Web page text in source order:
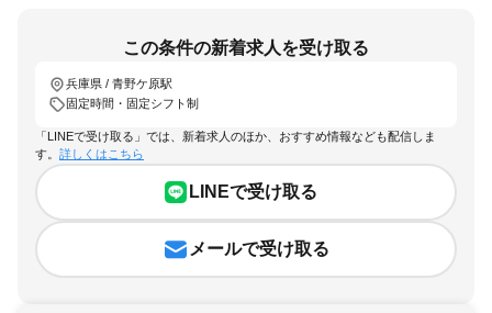
この条件の新着求人を受け取る
兵庫県 / 青野ケ原駅
固定時間・固定シフト制
「LINEで受け取る」では、新着求人のほか、おすすめ情報なども配信しま
す。 詳しくはこちら
LINEで受け取る
メールで受け取る